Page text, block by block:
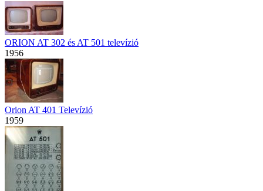
ORION AT 302 és AT 501 televízió
1956
Orion AT 401 Televízió
1959